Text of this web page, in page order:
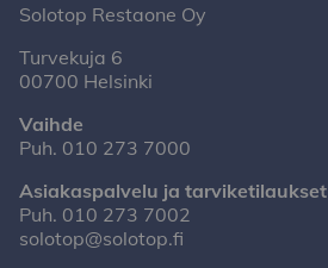
Solotop Restaone Oy
Turvekuja 6
00700 Helsinki
Vaihde
Puh. 010 273 7000
Asiakaspalvelu ja tarviketilaukset
Puh. 010 273 7002
solotop@solotop.fi